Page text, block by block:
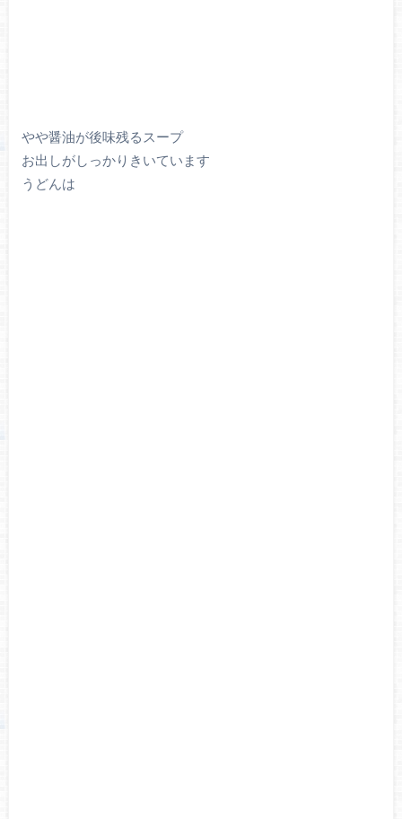
やや醤油が後味残るスープ
お出しがしっかりきいています
うどんは